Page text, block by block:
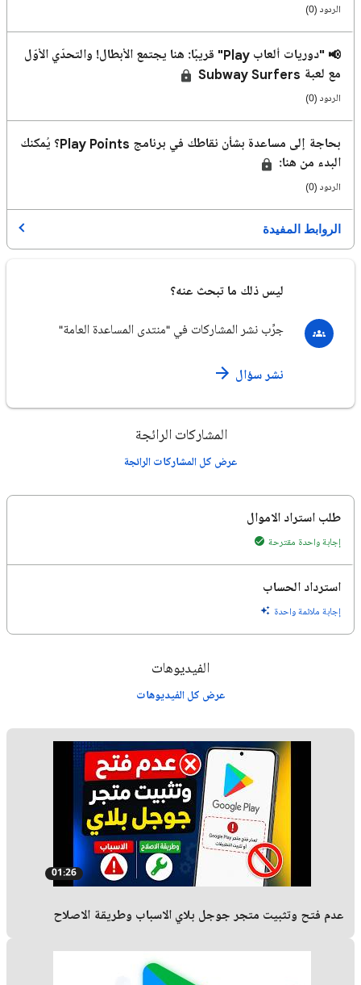
الردود (0)
📢 "دوريات ألعاب Play" قريبًا: هنا يجتمع الأبطال! والتحدّي الأوّل
مع لعبة Subway Surfers
الردود (0)
بحاجة إلى مساعدة بشأن نقاطك في برنامج Play Points؟ يُمكنك
البدء من هنا:
الردود (0)
الروابط المفيدة
ليس ذلك ما تبحث عنه؟
جرِّب نشر المشاركات في "منتدى المساعدة العامة"
نشر سؤال
المشاركات الرائجة
عرض كل المشاركات الرائجة
طلب استراد الاموال
إجابة واحدة مقترحة
استرداد الحساب
إجابة ملائمة واحدة
الفيديوهات
عرض كل الفيديوهات
01:26
عدم فتح وتثبيت متجر جوجل بلاي الاسباب وطريقة الاصلاح